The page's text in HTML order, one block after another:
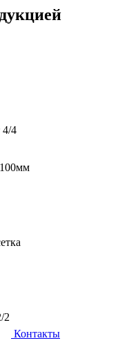
4/4
2
Контакты